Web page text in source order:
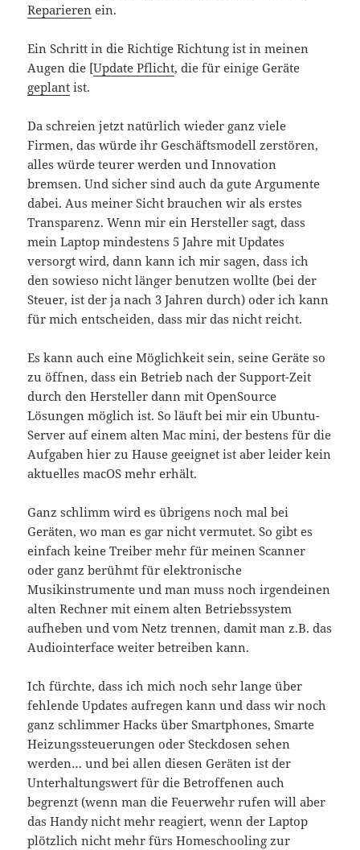
Reparieren ein.
Ein Schritt in die Richtige Richtung ist in meinen
Augen die [Update Pflicht, die für einige Geräte
geplant ist.
Da schreien jetzt natürlich wieder ganz viele
Firmen, das würde ihr Geschäftsmodell zerstören,
alles würde teurer werden und Innovation
bremsen. Und sicher sind auch da gute Argumente
dabei. Aus meiner Sicht brauchen wir als erstes
Transparenz. Wenn mir ein Hersteller sagt, dass
mein Laptop mindestens 5 Jahre mit Updates
versorgt wird, dann kann ich mir sagen, dass ich
den sowieso nicht länger benutzen wollte (bei der
Steuer, ist der ja nach 3 Jahren durch) oder ich kann
für mich entscheiden, dass mir das nicht reicht.
Es kann auch eine Möglichkeit sein, seine Geräte so
zu öffnen, dass ein Betrieb nach der Support-Zeit
durch den Hersteller dann mit OpenSource
Lösungen möglich ist. So läuft bei mir ein Ubuntu-
Server auf einem alten Mac mini, der bestens für die
Aufgaben hier zu Hause geeignet ist aber leider kein
aktuelles macOS mehr erhält.
Ganz schlimm wird es übrigens noch mal bei
Geräten, wo man es gar nicht vermutet. So gibt es
einfach keine Treiber mehr für meinen Scanner
oder ganz berühmt für elektronische
Musikinstrumente und man muss noch irgendeinen
alten Rechner mit einem alten Betriebssystem
aufheben und vom Netz trennen, damit man z.B. das
Audiointerface weiter betreiben kann.
Ich fürchte, dass ich mich noch sehr lange über
fehlende Updates aufregen kann und dass wir noch
ganz schlimmer Hacks über Smartphones, Smarte
Heizungssteuerungen oder Steckdosen sehen
werden… und bei allen diesen Geräten ist der
Unterhaltungswert für die Betroffenen auch
begrenzt (wenn man die Feuerwehr rufen will aber
das Handy nicht mehr reagiert, wenn der Laptop
plötzlich nicht mehr fürs Homeschooling zur